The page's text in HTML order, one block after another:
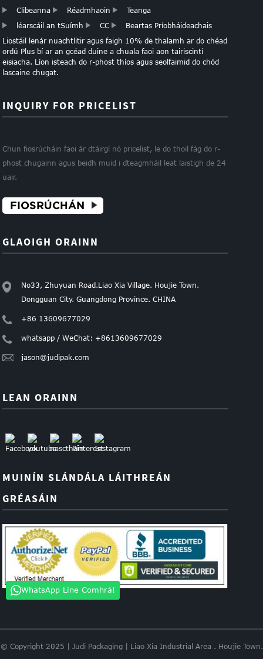
Clibeanna Réadmhaoin
Teanga
léarscáil an tSuímh
CC
Beartas Príobháideachais
Liostáil lenár nuachtlitir agus faigh 10% de thalamh ar do chéad
ordú Plus bí ar an gcéad duine a chuala faoi aon tairiscintí
eisiacha. Líon isteach do r-phost thíos agus seolfaimid do chód
lascaine chugat.
INQUIRY FOR PRICELIST
Chun fiosrúcháin faoi ár dtáirgí nó pricelist, le do thoil fág do r-
phost chugainn agus beidh muid i dteagmháil leat laistigh de 24
uair.
FIOSRÚCHÁN
GLAOIGH ORAINN
No33, Zhuyuan Road.Liao Xia Village. Houjie Town.
Dongguan City. Guangdong Province. CHINA
+86 13609677029
whatsapp / WeChat: +8613609677029
jason@judipak.com
LEAN ORAINN
MUINÍN SLÁNDÁLA LÁITHREÁN
GRÉASÁIN
WhatsApp Líne Comhrá!
© Copyright 2025 | Judi Packaging | Liao Xia Industrial Area . Houjie Town.